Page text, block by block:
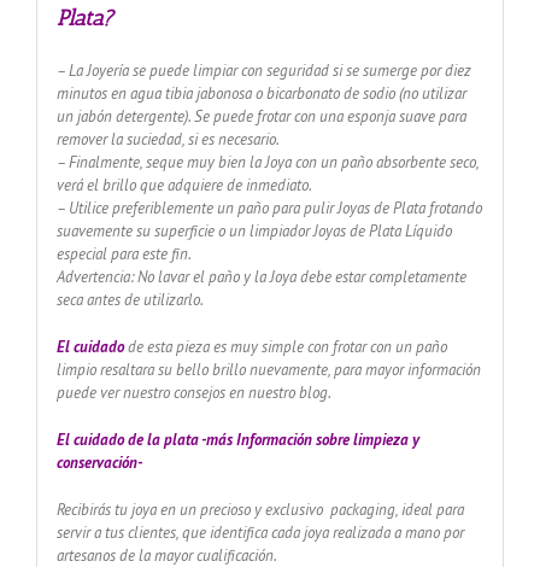
Plata?
– La Joyería se puede limpiar con seguridad si se sumerge por diez
minutos en agua tibia jabonosa o bicarbonato de sodio (no utilizar
un jabón detergente). Se puede frotar con una esponja suave para
remover la suciedad, si es necesario.
– Finalmente, seque muy bien la Joya con un paño absorbente seco,
verá el brillo que adquiere de inmediato.
– Utilice preferiblemente un paño para pulir Joyas de Plata frotando
suavemente su superficie o un limpiador Joyas de Plata Líquido
especial para este fin.
Advertencia: No lavar el paño y la Joya debe estar completamente
seca antes de utilizarlo.
El cuidadode esta pieza es muy simple con frotar con un paño
limpio resaltara su bello brillo nuevamente, para mayor información
puede ver nuestro consejos en nuestro blog.
El cuidado dela plata -más Información sobre limpieza y
conservación-
Recibirás tu joya en un precioso y exclusivo packaging, ideal para
servir a tus clientes, que identifica cada joya realizada a mano por
artesanos de la mayor cualificación.